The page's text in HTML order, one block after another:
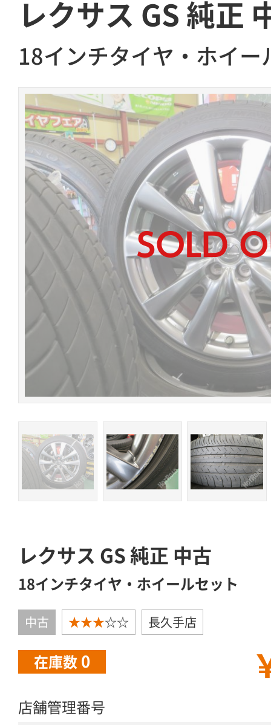
レクサス GS 純正
18インチタイヤ・ホイー
レクサス GS 純正 中古
18インチタイヤ・ホイールセット
中古 ★★★☆☆ 長久手店
在庫数 0
店舗管理番号